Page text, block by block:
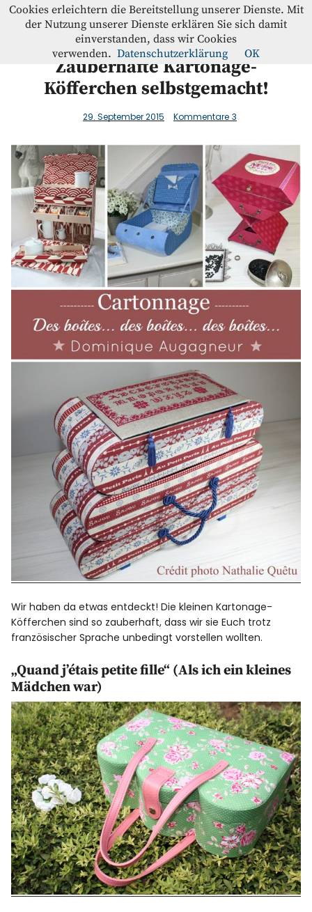
Westfalenstoffe-Blog
Home
InstagramFacebook
Zauberhafte Kartonage-
Köfferchen selbstgemacht!
29. September 2015 Kommentare 3
Wir haben da etwas entdeckt! Die kleinen Kartonage-
Köfferchen sind so zauberhaft, dass wir sie Euch trotz
französischer Sprache unbedingt vorstellen wollten.
„Quand j’étais petite fille“ (Als ich ein kleines
Mädchen war)
Cookies erleichtern die Bereitstellung unserer Dienste. Mit
der Nutzung unserer Dienste erklären Sie sich damit
einverstanden, dass wir Cookies
verwenden. Datenschutzerklärung OK